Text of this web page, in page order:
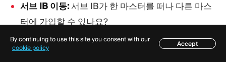
서브 IB 이동:서브 IB가 한 마스터를 떠나 다른 마스
터에 가입할 수 있나요?
규제 위반:IB가 금지된 주장을 사용하거나 제한된 고
목차
By continuing to use this site you consent with our
cookie policy
Accept